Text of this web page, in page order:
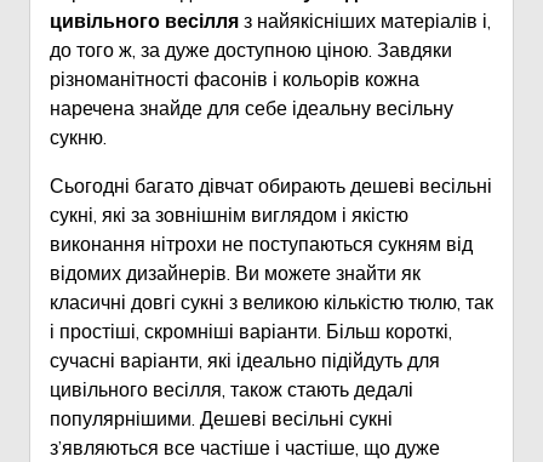
цивільного весілля з найякісніших матеріалів і,
до того ж, за дуже доступною ціною. Завдяки
різноманітності фасонів і кольорів кожна
наречена знайде для себе ідеальну весільну
сукню.
Сьогодні багато дівчат обирають дешеві весільні
сукні, які за зовнішнім виглядом і якістю
виконання нітрохи не поступаються сукням від
відомих дизайнерів. Ви можете знайти як
класичні довгі сукні з великою кількістю тюлю, так
і простіші, скромніші варіанти. Більш короткі,
сучасні варіанти, які ідеально підійдуть для
цивільного весілля, також стають дедалі
популярнішими. Дешеві весільні сукні
з’являються все частіше і частіше, що дуже